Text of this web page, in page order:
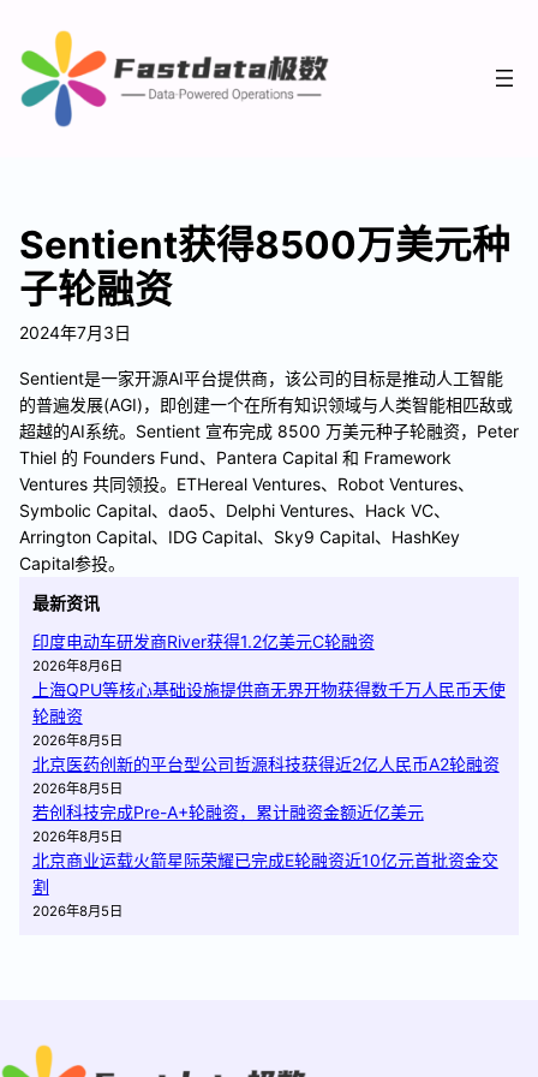
Sentient获得8500万美元种
子轮融资
2024年7月3日
Sentient是一家开源AI平台提供商，该公司的目标是推动人工智能
的普遍发展(AGI)，即创建一个在所有知识领域与人类智能相匹敌或
超越的AI系统。Sentient 宣布完成 8500 万美元种子轮融资，Peter
Thiel 的 Founders Fund、Pantera Capital 和 Framework
Ventures 共同领投。ETHereal Ventures、Robot Ventures、
Symbolic Capital、dao5、Delphi Ventures、Hack VC、
Arrington Capital、IDG Capital、Sky9 Capital、HashKey
Capital参投。
最新资讯
印度电动车研发商River获得1.2亿美元C轮融资
2026年8月6日
上海QPU等核心基础设施提供商无界开物获得数千万人民币天使
轮融资
2026年8月5日
北京医药创新的平台型公司哲源科技获得近2亿人民币A2轮融资
2026年8月5日
若创科技完成Pre-A+轮融资，累计融资金额近亿美元
2026年8月5日
北京商业运载火箭星际荣耀已完成E轮融资近10亿元首批资金交
割
2026年8月5日